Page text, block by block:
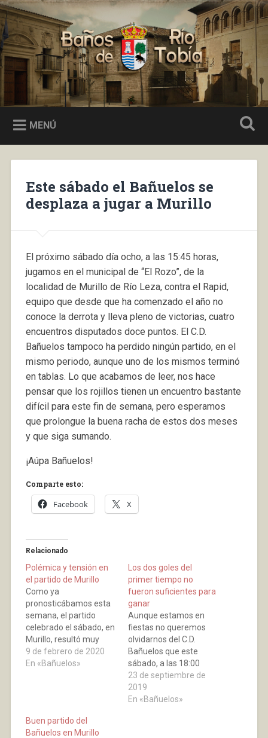
Saltar
al
contenido
Buscar
Baños de Río Tobía
MENÚ
Este sábado el Bañuelos se
desplaza a jugar a Murillo
El próximo sábado día ocho, a las 15:45 horas,
jugamos en el municipal de “El Rozo”, de la
localidad de Murillo de Río Leza, contra el Rapid,
equipo que desde que ha comenzado el año no
conoce la derrota y lleva pleno de victorias, cuatro
encuentros disputados doce puntos. El C.D.
Bañuelos tampoco ha perdido ningún partido, en el
mismo periodo, aunque uno de los mismos terminó
en tablas. Lo que acabamos de leer, nos hace
pensar que los rojillos tienen un encuentro bastante
difícil para este fin de semana, pero esperamos
que prolongue la buena racha de estos dos meses
y que siga sumando.
¡Aúpa Bañuelos!
Comparte esto:
Facebook X
Relacionado
Polémica y tensión en
el partido de Murillo
Como ya
pronosticábamos esta
semana, el partido
celebrado el sábado, en
Murillo, resultó muy
igualado y por lo que se
vio en el terreno de
y tensión, a partir de la
lesión del jugador del
9 de febrero de 2020
En «Bañuelos»
Los dos goles del
primer tiempo no
fueron suficientes para
ganar
Aunque estamos en
fiestas no queremos
olvidarnos del C.D.
Bañuelos que este
sábado, a las 18:00
horas, jugó en “El
Poste” contra el Rápid
de Murillo. Nadie podía
23 de septiembre de
2019
En «Bañuelos»
Buen partido del
Bañuelos en Murillo